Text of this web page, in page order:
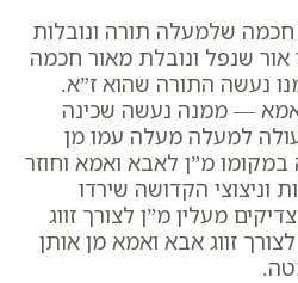
חכמה שלמעלה תורה ונובלות
שנפל ונובלת מאור חכמה
נעשה התורה שהוא ז”א.
— ממנה נעשה שכינה
למעלה מעלה עמו מן
מ”ן לאבא ואמא וחוזר
הקדושה שירדו
מעלין מ”ן לצורך זווג
לצורך זווג אבא ואמא מן אותן